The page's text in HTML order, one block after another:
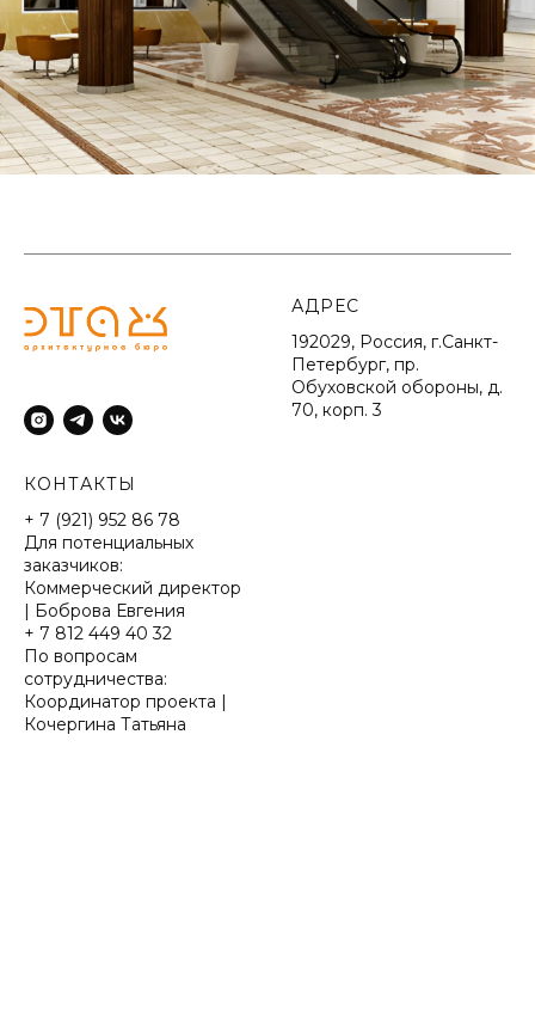
АДРЕС
192029, Россия, г.Санкт-
Петербург, пр.
Обуховской обороны, д.
70, корп. 3
КОНТАКТЫ
+ 7 (921) 952 86 78
Для потенциальных
заказчиков:
Коммерческий директор
| Боброва Евгения
+ 7 812 449 40 32
По вопросам
сотрудничества:
Координатор проекта |
Кочергина Татьяна